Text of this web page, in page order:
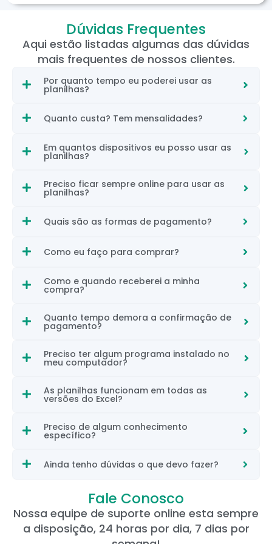
Dúvidas Frequentes
Aqui estão listadas algumas das dúvidas
mais frequentes de nossos clientes.
Por quanto tempo eu poderei usar as
planilhas?
Quanto custa? Tem mensalidades?
Em quantos dispositivos eu posso usar as
planilhas?
Preciso ficar sempre online para usar as
planilhas?
Quais são as formas de pagamento?
Como eu faço para comprar?
Como e quando receberei a minha
compra?
Quanto tempo demora a confirmação de
pagamento?
Preciso ter algum programa instalado no
meu computador?
As planilhas funcionam em todas as
versões do Excel?
Preciso de algum conhecimento
específico?
Ainda tenho dúvidas o que devo fazer?
Fale Conosco
Nossa equipe de suporte online esta sempre
a disposição, 24 horas por dia, 7 dias por